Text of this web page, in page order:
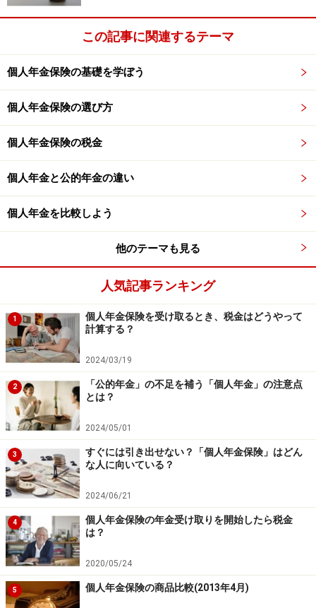
この記事に関連するテーマ
個人年金保険の基礎を学ぼう
個人年金保険の選び方
個人年金保険の税金
個人年金と公的年金の違い
個人年金を比較しよう
他のテーマも見る
人気記事ランキング
1
個人年金保険を受け取るとき、税金はどうやって
計算する？
2024/03/19
2
「公的年金」の不足を補う「個人年金」の注意点
とは？
2024/05/01
3
すぐには引き出せない？「個人年金保険」はどん
な人に向いている？
2024/06/21
4
個人年金保険の年金受け取りを開始したら税金
は？
2020/05/24
5 個人年金保険の商品比較(2013年4月)